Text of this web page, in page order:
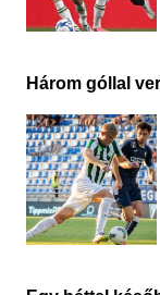
Három góllal